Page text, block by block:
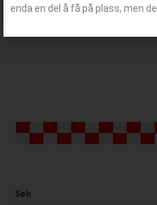
Søk
enda en del å få på plass, men